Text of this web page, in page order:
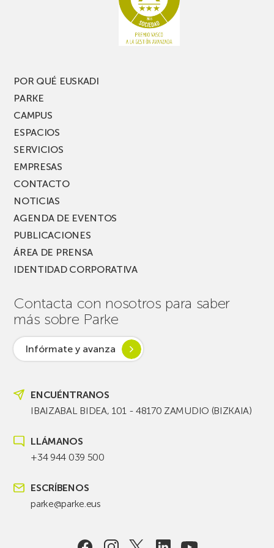
PARKEA
MUSIK
POR QUÉ EUSKADI
PARKE
CAMPUS
ESPACIOS
SERVICIOS
EMPRESAS
CONTACTO
NOTICIAS
AGENDA DE EVENTOS
PUBLICACIONES
ÁREA DE PRENSA
IDENTIDAD CORPORATIVA
Contacta con nosotros para saber
más sobre Parke
Infórmate y avanza
ENCUÉNTRANOS
IBAIZABAL BIDEA, 101 - 48170 ZAMUDIO (BIZKAIA)
LLÁMANOS
+34 944 039 500
ESCRÍBENOS
parke@parke.eus